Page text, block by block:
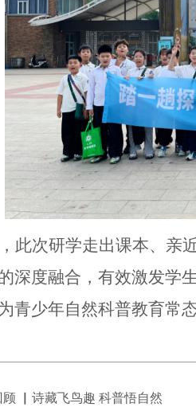
此次研学走出课本、亲
深度融合，有效激发学
青少年自然科普教育常
顾 ▏诗藏飞鸟趣 科普悟自然